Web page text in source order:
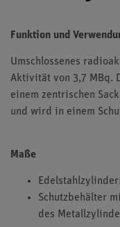
Funktion und
Umschlossenes
Aktivität von 3,7 MBq.
einem zentrischen
und wird in einem
Maße
Schutzbehälter
des